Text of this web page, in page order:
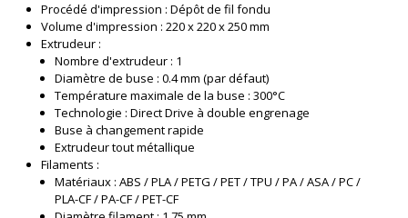
Procédé d'impression : Dépôt de fil fondu
Volume d'impression : 220 x 220 x 250 mm
Extrudeur :
Nombre d'extrudeur : 1
Diamètre de buse : 0.4 mm (par défaut)
Température maximale de la buse : 300°C
Technologie : Direct Drive à double engrenage
Buse à changement rapide
Extrudeur tout métallique
Filaments :
Matériaux : ABS / PLA / PETG / PET / TPU / PA / ASA / PC /
PLA-CF / PA-CF / PET-CF